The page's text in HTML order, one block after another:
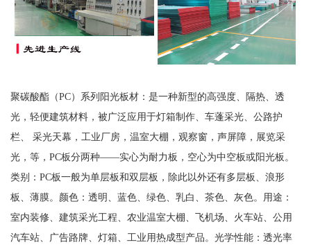
聚碳酸酯（PC）系列阳光板材：是一种新型的高强度、隔热、透
光，轻便建筑材料，被广泛应用于灯箱制作、车蓬采光、公路护
栏、 采光天幕，工业厂房，温室大棚，观察窗，声屏障，展览采
光，等，PC板分两种——实心为耐力板，空心为中空板或阳光板。
类别：PC板一般为单层板和双层板，除此以外还有多层板、浪形
板、薄膜。颜色：透明、蓝色、绿色、乳白、茶色、灰色。用途：
室内装修、建筑采光工程、农业温室大棚、飞机场、火车站、公用
汽车站、广告路牌、灯箱、工业用热成型产品。光学性能：透光率